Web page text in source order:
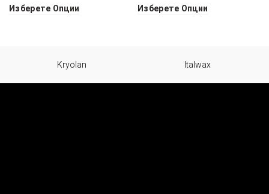
Изберете Опции Изберете Опции
Kryolan Italwax